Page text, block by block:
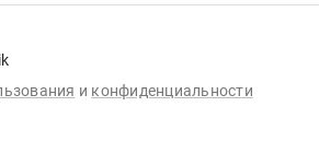
и конфиденциальности